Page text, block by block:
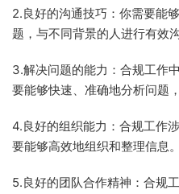
2.良好的沟通技巧：你需要能
题，与不同背景的人进行有效沟
3.解决问题的能力：合规工作
要能够快速、准确地分析问题
4.良好的组织能力：合规工作
要能够高效地组织和整理信息。
5.良好的团队合作精神：合规